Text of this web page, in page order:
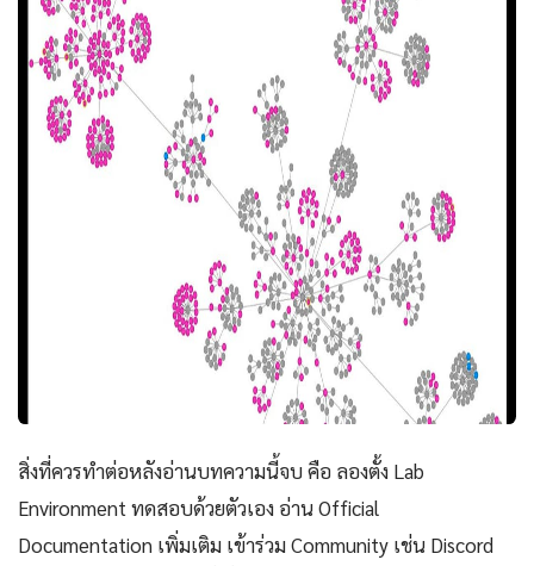
สิ่งที่ควรทำต่อหลังอ่านบทความนี้จบ คือ ลองตั้ง Lab
Environment ทดสอบด้วยตัวเอง อ่าน Official
Documentation เพิ่มเติม เข้าร่วม Community เช่น Discord